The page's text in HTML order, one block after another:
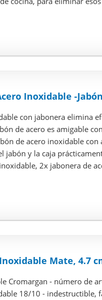
Inoxidable -
con jabonera elimina
de acero es amigable
de acero inoxidable
jabón y la caja
2x jabonera de
Mate, 4.7
Cromargan - número de
18/10 - indestructible,